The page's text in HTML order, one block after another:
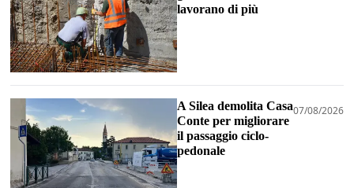
lavorano di più
A Silea demolita Casa
Conte per migliorare
il passaggio ciclo-
pedonale
07/08/2026